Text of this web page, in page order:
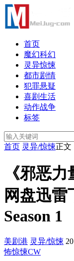
首页
魔幻科幻
灵异惊悚
都市剧情
犯罪悬疑
喜剧生活
动作战争
标签
首页 灵异/惊悚正文
《邪恶
网盘迅
Season 1
美剧港 灵异/惊悚
怖惊悚CW